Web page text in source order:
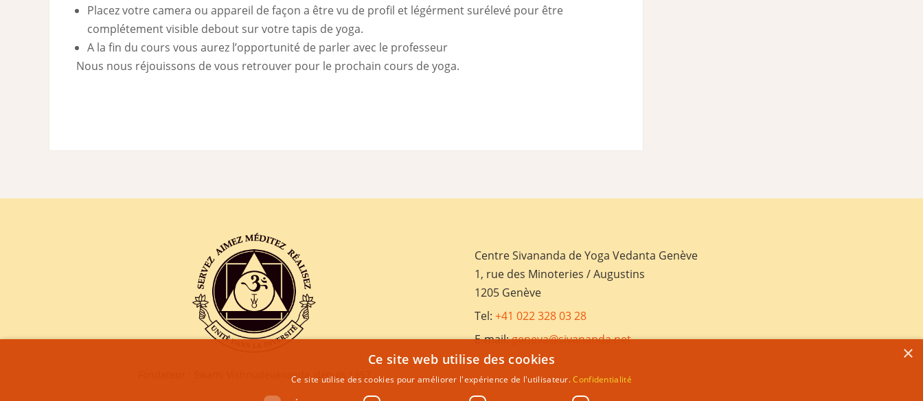
Placez votre camera ou appareil de façon a être vu de profil et légérment surélevé pour être
complétement visible debout sur votre tapis de yoga.
A la fin du cours vous aurez l’opportunité de parler avec le professeur
Nous nous réjouissons de vous retrouver pour le prochain cours de yoga.
Fondateur : Swami Vishnudevananda, depuis 1957
Centre Sivananda de Yoga Vedanta Genève
1, rue des Minoteries / Augustins
1205 Genève
Tel: +41 022 328 03 28
E-mail:geneva@sivananda.net
×
Ce site web utilise des cookies
Ce site utilise des cookies pour améliorer l'expérience de l'utilisateur.Confidentialité